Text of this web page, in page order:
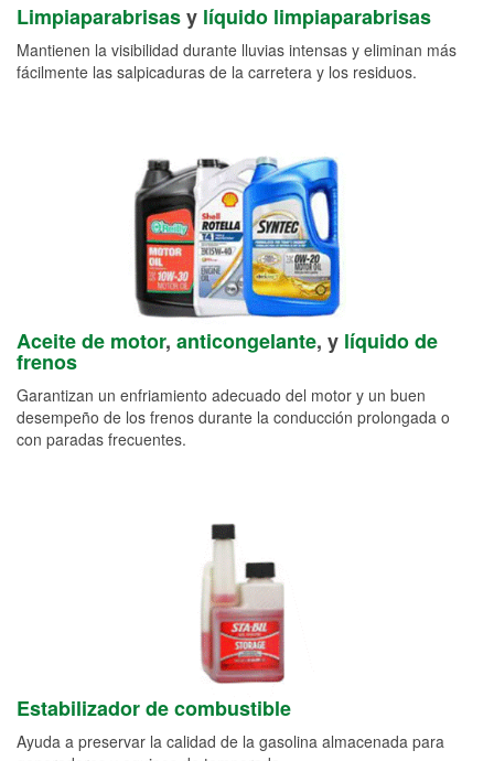
Limpiaparabrisasy líquido limpiaparabrisas
Mantienen la visibilidad durante lluvias intensas y eliminan más
fácilmente las salpicaduras de la carretera y los residuos.
Aceite de motor, anticongelante, y líquido de
frenos
Garantizan un enfriamiento adecuado del motor y un buen
desempeño de los frenos durante la conducción prolongada o
con paradas frecuentes.
Estabilizador de combustible
Ayuda a preservar la calidad de la gasolina almacenada para